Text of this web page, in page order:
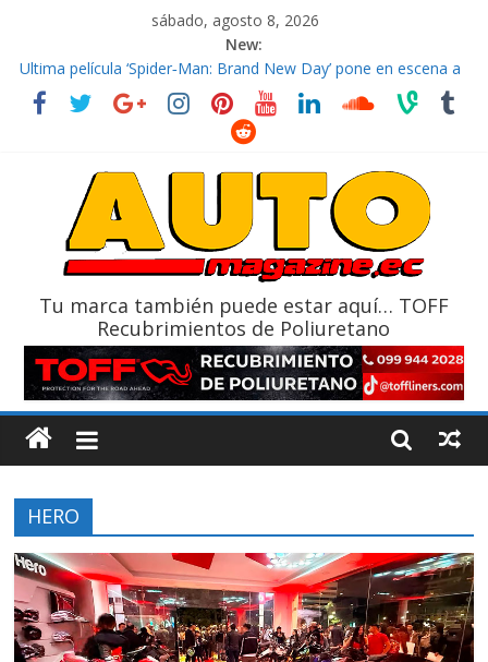
sábado, agosto 8, 2026
New:
El costo de tener un vehículo gana protagonismo a la hora de
decidir
Ultima película ‘Spider‑Man: Brand New Day’ pone en escena a
La Vuelta al Ecuador 2026, edición 47ª, recorre 7 provincias en 8
La FEDAK recibe 12 Sinotruk Bolden para cubrir las rutas de La
Tu marca también puede estar aquí… TOFF
Recubrimientos de Poliuretano
HERO